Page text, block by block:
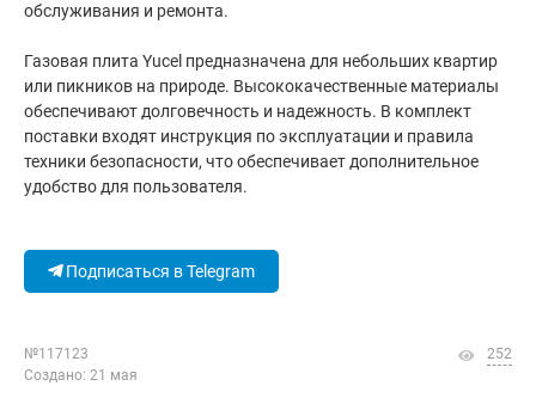
обслуживания и ремонта.
Газовая плита Yucel предназначена для небольших квартир
или пикников на природе. Высококачественные материалы
обеспечивают долговечность и надежность. В комплект
поставки входят инструкция по эксплуатации и правила
техники безопасности, что обеспечивает дополнительное
удобство для пользователя.
Подписаться в Telegram
№117123
Создано: 21 мая
252